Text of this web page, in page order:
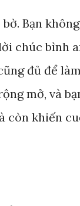
Bạn
chúc bình
đủ để
mở, và
còn khiến